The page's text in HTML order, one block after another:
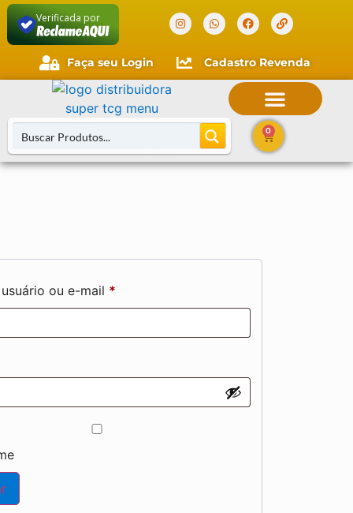
Verificada por
Faça seu Login Cadastro Revenda
0
ou e-mail *